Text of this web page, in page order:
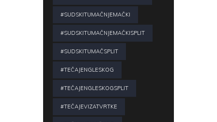
#SUDSKITUMAČNJEMAČKI
#SUDSKITUMAČNJEMAČKISPLIT
#SUDSKITUMAČSPLIT
#TEČAJENGLESKOG
#TEČAJENGLESKOGSPLIT
#TEČAJEVIZATVRTKE